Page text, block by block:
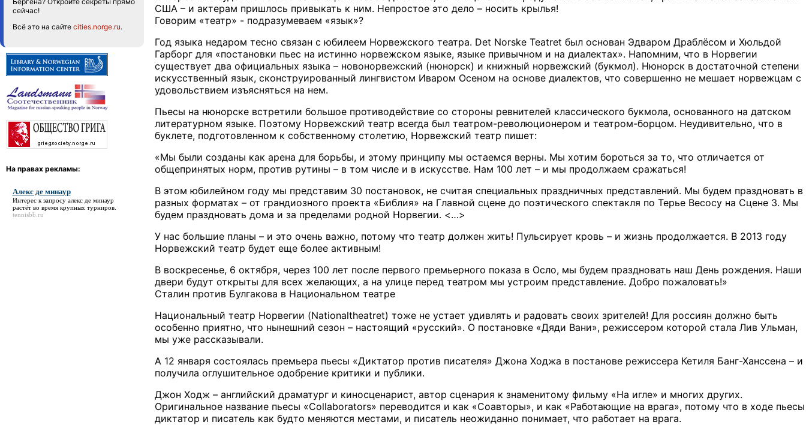
сейчас!
Всё это на сайте cities.norge.ru.
На правах рекламы:
Алекс де минаур
Интерес к запросу алекс де минаур
растёт во время крупных турниров.
tennisbb.ru
США – и актерам пришлось привыкать к ним. Непростое это дело – носить крылья!
Говорим «театр» - подразумеваем «язык»?
Год языка недаром тесно связан с юбилеем Норвежского театра. Det Norske Teatret был основан Эдваром Драблёсом и Хюльдой
Гарборг для «постановки пьес на истинно норвежском языке, языке привычном и на диалектах». Напомним, что в Норвегии
существует два официальных языка – новонорвежский (нюнорск) и книжный норвежский (букмол). Нюнорск в достаточной степени
искусственный язык, сконструированный лингвистом Иваром Осеном на основе диалектов, что совершенно не мешает норвежцам с
удовольствием изъясняться на нем.
Пьесы на нюнорске встретили большое противодействие со стороны ревнителей классического букмола, основанного на датском
литературном языке. Поэтому Норвежский театр всегда был театром-революционером и театром-борцом. Неудивительно, что в
буклете, подготовленном к собственному столетию, Норвежский театр пишет:
«Мы были созданы как арена для борьбы, и этому принципу мы остаемся верны. Мы хотим бороться за то, что отличается от
общепринятых норм, против рутины – в том числе и в искусстве. Нам 100 лет – и мы продолжаем сражаться!
В этом юбилейном году мы представим 30 постановок, не считая специальных праздничных представлений. Мы будем праздновать в
разных форматах – от грандиозного проекта «Библия» на Главной сцене до поэтического спектакля по Терье Весосу на Сцене 3. Мы
будем праздновать дома и за пределами родной Норвегии. <…>
У нас большие планы – и это очень важно, потому что театр должен жить! Пульсирует кровь – и жизнь продолжается. В 2013 году
Норвежский театр будет еще более активным!
В воскресенье, 6 октября, через 100 лет после первого премьерного показа в Осло, мы будем праздновать наш День рождения. Наши
двери будут открыты для всех желающих, а на улице перед театром мы устроим представление. Добро пожаловать!»
Сталин против Булгакова в Национальном театре
Национальный театр Норвегии (Nationaltheatret) тоже не устает удивлять и радовать своих зрителей! Для россиян должно быть
особенно приятно, что нынешний сезон – настоящий «русский». О постановке «Дяди Вани», режиссером которой стала Лив Ульман,
мы уже рассказывали.
А 12 января состоялась премьера пьесы «Диктатор против писателя» Джона Ходжа в постанове режиссера Кетиля Банг-Ханссена – и
получила оглушительное одобрение критики и публики.
Джон Ходж – английский драматург и киносценарист, автор сценария к знаменитому фильму «На игле» и многих других.
Оригинальное название пьесы «Collaborators» переводится и как «Соавторы», и как «Работающие на врага», потому что в ходе пьесы
диктатор и писатель как будто меняются местами, и писатель неожиданно понимает, что работает на врага.